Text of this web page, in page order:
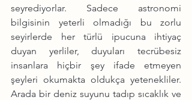
seyrediyorlar. Sadece astronomi
bilgisinin yeterli olmadığı bu zorlu
seyirlerde her türlü ipucuna ihtiyaç
duyan yerliler, duyuları tecrübesiz
insanlara hiçbir şey ifade etmeyen
şeyleri okumakta oldukça yetenekliler.
Arada bir deniz suyunu tadıp sıcaklık ve